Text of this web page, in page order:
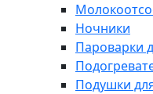
Ночники
Пароварки
Подушки